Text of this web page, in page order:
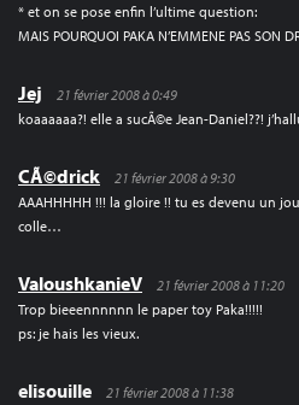
* et on se pose enfin l’ultime question:
MAIS POURQUOI PAKA N’EMMENE PAS SON
Jej
21 février 2008 à 0:49
koaaaaaa?! elle a sucÃ©e Jean-Daniel??!
CÃ©drick
21 février 2008 à 9:30
AAAHHHHH !!! la gloire !! tu es devenu un
colle…
ValoushkanieV
21 février 2008 à 11:20
Trop bieeennnnnn le paper toy Paka!!!!!
ps: je hais les vieux.
elisouille
21 février 2008 à 11:38